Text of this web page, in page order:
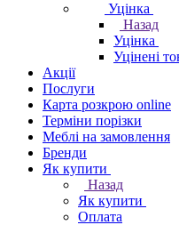
Уцінка
Назад
Уцінка
Уцінені
Акції
Послуги
Карта розкрою online
Терміни порізки
Меблі на замовлення
Бренди
Як купити
Назад
Як купити
Оплата